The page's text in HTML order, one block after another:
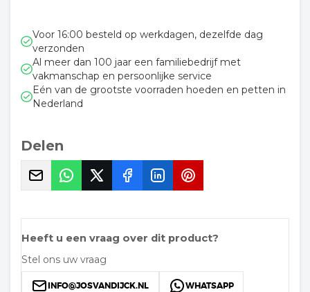
Voor 16:00 besteld op werkdagen, dezelfde dag
verzonden
Al meer dan 100 jaar een familiebedrijf met
vakmanschap en persoonlijke service
Eén van de grootste voorraden hoeden en petten in
Nederland
Delen
Heeft u een vraag over dit product?
Stel ons uw vraag
INFO@JOSVANDIJCK.NL WHATSAPP